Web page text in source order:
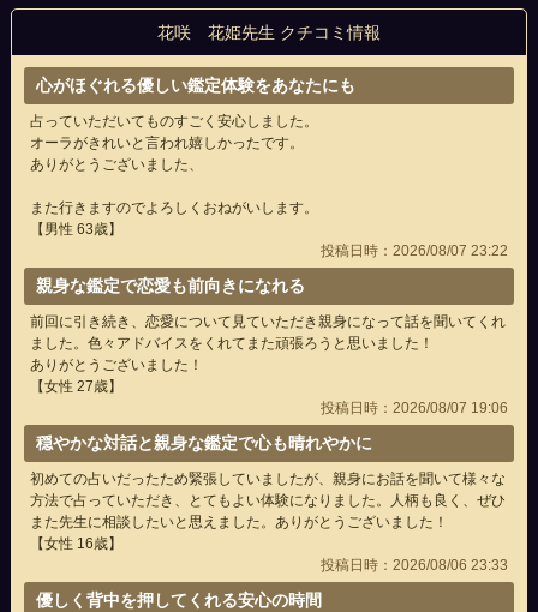
花咲 花姫先生 クチコミ情報
心がほぐれる優しい鑑定体験をあなたにも
占っていただいてものすごく安心しました。
オーラがきれいと言われ嬉しかったです。
ありがとうございました、
また行きますのでよろしくおねがいします。
【男性 63歳】
投稿日時：2026/08/07 23:22
親身な鑑定で恋愛も前向きになれる
前回に引き続き、恋愛について見ていただき親身になって話を聞いてくれ
ました。色々アドバイスをくれてまた頑張ろうと思いました！
ありがとうございました！
【女性 27歳】
投稿日時：2026/08/07 19:06
穏やかな対話と親身な鑑定で心も晴れやかに
初めての占いだったため緊張していましたが、親身にお話を聞いて様々な
方法で占っていただき、とてもよい体験になりました。人柄も良く、ぜひ
また先生に相談したいと思えました。ありがとうございました！
【女性 16歳】
投稿日時：2026/08/06 23:33
優しく背中を押してくれる安心の時間